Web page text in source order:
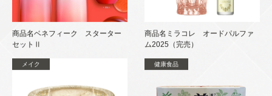
商品名ベネフィーク スターター
セットⅡ
商品名ミラコレ オードパルファ
ム2025（完売）
メイク 健康食品